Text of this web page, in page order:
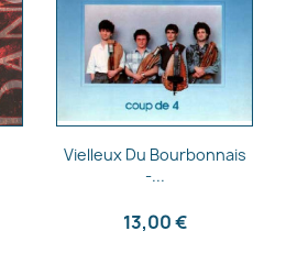
Aperçu rapide
Vielleux Du Bourbonnais
-...
13,00 €